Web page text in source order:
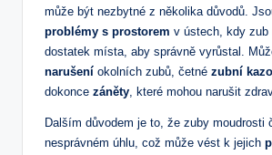
může​ být nezbytné z několika důvodů.
problémy s prostorem v ústech, kdy zub
dostatek místa,⁢ aby správně vyrůstal.
narušení okolních zubů, četné zubní
dokonce záněty, které mohou‌ narušit
Dalším důvodem je to, ⁣že zuby moudrosti
nesprávném úhlu, což může vést k jejich